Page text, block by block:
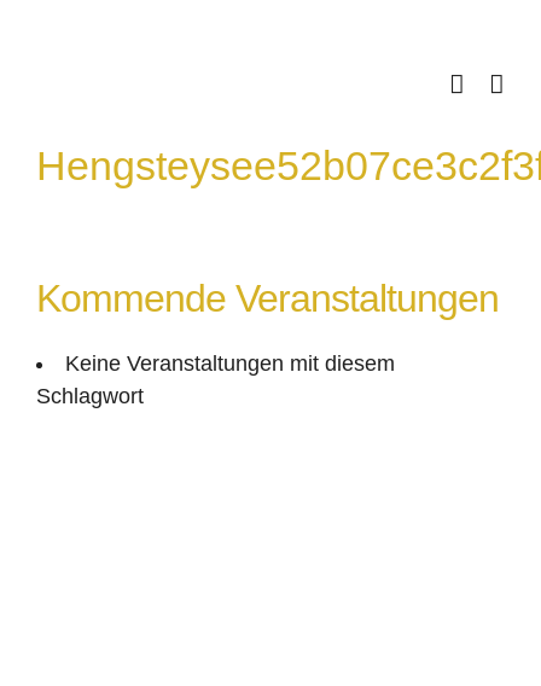
Kommende Veranstaltungen
Keine Veranstaltungen mit diesem
Schlagwort